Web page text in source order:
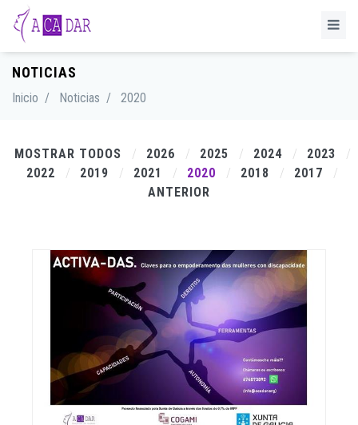
NOTICIAS
Inicio / Noticias / 2020
MOSTRAR TODOS 2026 2025 2024
2023
2022
2019 2021 2020 2018
2017
ANTERIOR